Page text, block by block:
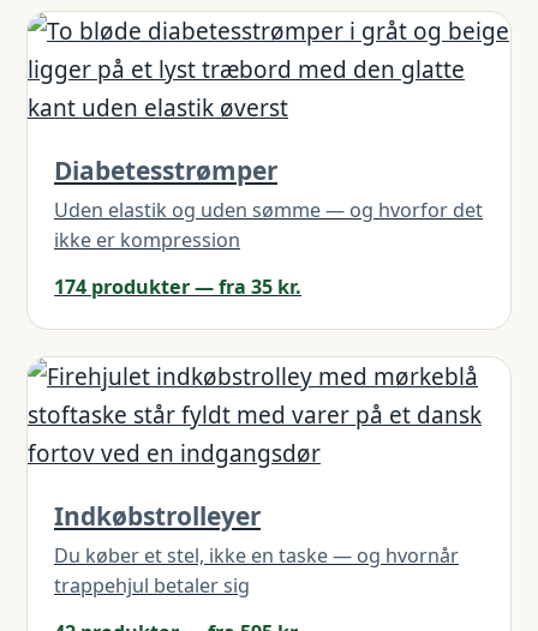
Diabetesstrømper
Uden elastik og uden sømme — og hvorfor det
ikke er kompression
174 produkter — fra 35 kr.
Indkøbstrolleyer
Du køber et stel, ikke en taske — og hvornår
trappehjul betaler sig